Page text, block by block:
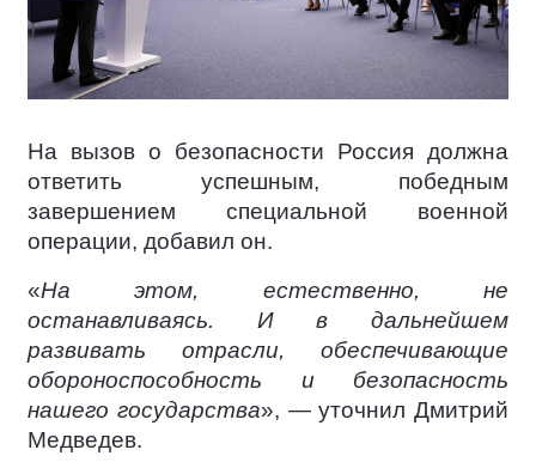
На вызов о безопасности Россия должна
ответить успешным, победным
завершением специальной военной
операции, добавил он.
«На этом, естественно, не
останавливаясь. И в дальнейшем
развивать отрасли, обеспечивающие
обороноспособность и безопасность
нашего государства», — уточнил Дмитрий
Медведев.